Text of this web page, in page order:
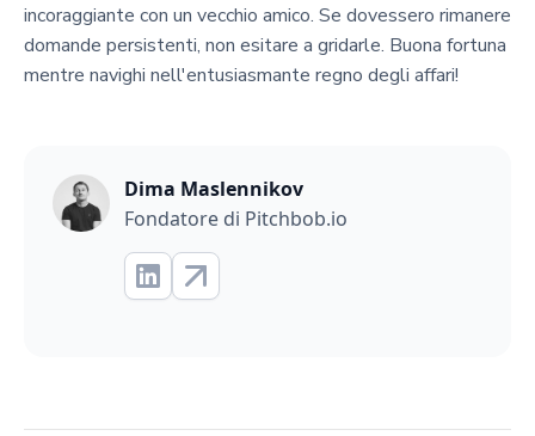
incoraggiante con un vecchio amico. Se dovessero rimanere
domande persistenti, non esitare a gridarle. Buona fortuna
mentre navighi nell'entusiasmante regno degli affari!
Dima Maslennikov
Fondatore di Pitchbob.io